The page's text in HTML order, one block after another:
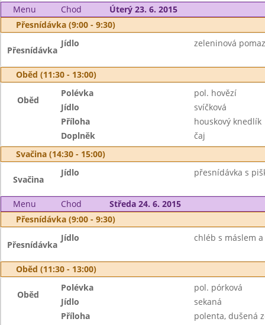
Menu Chod
Úterý 23. 6. 2015
Přesnídávka (9:00 - 9:30)
Přesnídávka
Jídlo zeleninová
Oběd (11:30 - 13:00)
Oběd
Polévka
pol. hovězí
Jídlo
svíčková
Příloha
houskový knedlík
Doplněk
čaj
Svačina (14:30 - 15:00)
Svačina
Jídlo přesnídávka s
Menu Chod
Středa 24. 6. 2015
Přesnídávka (9:00 - 9:30)
Přesnídávka
Jídlo chléb s máslem
Oběd (11:30 - 13:00)
Oběd
Polévka
pol. pórková
Jídlo
sekaná
Příloha
polenta, dušená